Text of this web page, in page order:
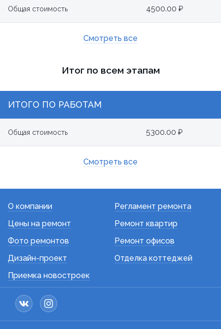
Общая стоимость 4500.00 ₽
Смотреть все
Итог по всем этапам
ИТОГО ПО РАБОТАМ
Общая стоимость 5300.00 ₽
Смотреть все
О компании
Цены на ремонт
Фото ремонтов
Дизайн-проект
Приемка новостроек
Регламент ремонта
Ремонт квартир
Ремонт офисов
Отделка коттеджей